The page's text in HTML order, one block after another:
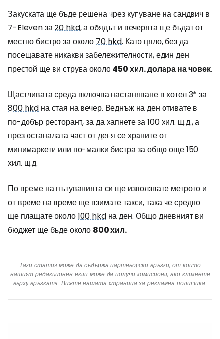
Закуската ще бъде решена чрез купуване на сандвич в
7-Eleven за20 hkd, а обядът и вечерята ще бъдат от
местно бистро за около70 hkd. Като цяло, без да
посещавате никакви забележителности, един ден
престой ще ви струва около 450 хил. долара на човек.
Щастливата среда включва настаняване в хотел 3* за
800 hkd на стая на вечер. Веднъж на ден отивате в
по-добър ресторант, за да хапнете за 100 хил. щ.д., а
през останалата част от деня се храните от
минимаркети или по-малки бистра за общо още 150
хил. щ.д.
По време на пътуванията си ще използвате метрото и
от време на време ще взимате такси, така че средно
ще плащате около100 hkd на ден. Общо дневният ви
бюджет ще бъде около 800 хил.
Тази статия може да съдържа партньорски връзки, от които
нашият редакционен екип може да получи комисиони, ако кликнете
върху връзката. Вижте нашата страница за рекламна политика.